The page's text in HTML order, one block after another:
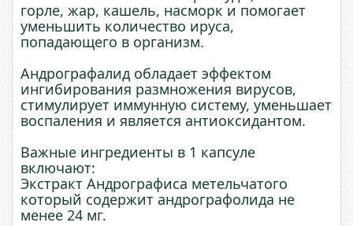
горле, жар, кашель, насморк и помогает
уменьшить количество ируса,
попадающего в организм.
Андрографалид обладает эффектом
ингибирования размножения вирусов,
стимулирует иммунную систему, уменьшает
воспаления и является антиоксидантом.
Важные ингредиенты в 1 капсуле
включают:
Экстракт Андрографиса метельчатого
который содержит андрографолида не
менее 24 мг.